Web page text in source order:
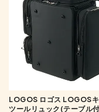
LOGOS ロゴス LOGOS
ツールリュック(テーブル